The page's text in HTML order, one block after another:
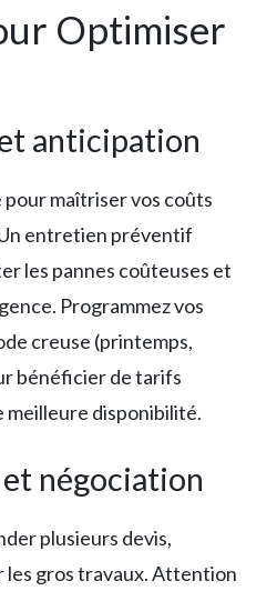
Optimiser
anticipation
maîtriser vos coûts
entretien préventif
les pannes coûteuses et
Programmez vos
creuse (printemps,
bénéficier de tarifs
meilleure disponibilité.
négociation
plusieurs devis,
gros travaux. Attention